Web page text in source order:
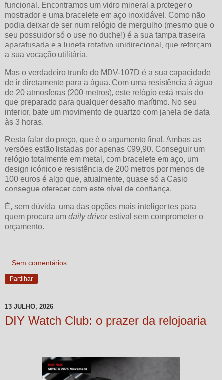
funcional. Encontramos um vidro mineral a proteger o
mostrador e uma bracelete em aço inoxidável. Como não
podia deixar de ser num relógio de mergulho (mesmo que o
seu possuidor só o use no duche!) é a sua tampa traseira
aparafusada e a luneta rotativo unidirecional, que reforçam
a sua vocação utilitária.
Mas o verdadeiro trunfo do MDV-107D é a sua capacidade
de ir diretamente para a água. Com uma resistência à água
de 20 atmosferas (200 metros), este relógio está mais do
que preparado para qualquer desafio marítimo. No seu
interior, bate um movimento de quartzo com janela de data
às 3 horas.
Resta falar do preço, que é o argumento final. Ambas as
versões estão listadas por apenas €99,90. Conseguir um
relógio totalmente em metal, com bracelete em aço, um
design icónico e resistência de 200 metros por menos de
100 euros é algo que, atualmente, quase só a Casio
consegue oferecer com este nível de confiança.
É, sem dúvida, uma das opções mais inteligentes para
quem procura um daily driverestival sem comprometer o
orçamento.
Sem comentários :
Partilhar
13 JULHO, 2026
DIY Watch Club: o prazer da relojoaria